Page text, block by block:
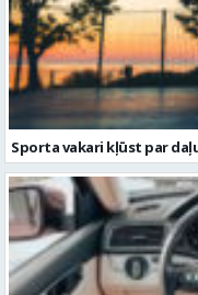
Sporta vakari kļūst par